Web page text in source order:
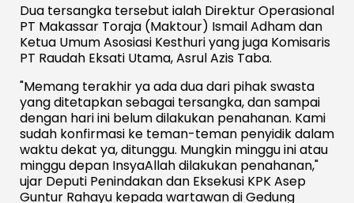
Dua tersangka tersebut ialah Direktur Operasional
PT Makassar Toraja (Maktour) Ismail Adham dan
Ketua Umum Asosiasi Kesthuri yang juga Komisaris
PT Raudah Eksati Utama, Asrul Azis Taba.
"Memang terakhir ya ada dua dari pihak swasta
yang ditetapkan sebagai tersangka, dan sampai
dengan hari ini belum dilakukan penahanan. Kami
sudah konfirmasi ke teman-teman penyidik dalam
waktu dekat ya, ditunggu. Mungkin minggu ini atau
minggu depan InsyaAllah dilakukan penahanan,"
ujar Deputi Penindakan dan Eksekusi KPK Asep
Guntur Rahayu kepada wartawan di Gedung